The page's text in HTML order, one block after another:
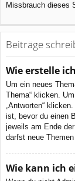
Missbrauch dieses
Beiträge
Wie erstelle
Um ein neues
Thema“ klicken.
„Antworten“
ist, bevor du einen
jeweils am Ende
darfst neue Themen
Wie kann ich